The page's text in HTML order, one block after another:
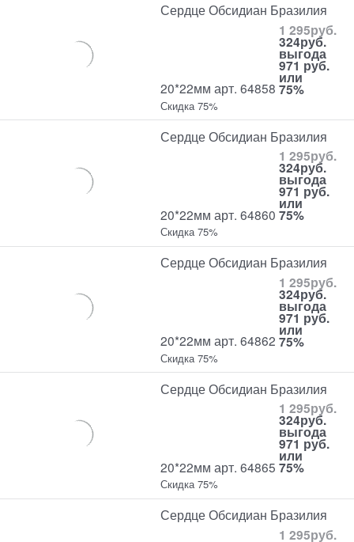
Сердце Обсидиан Бразилия
20*22мм арт. 64858
1 295руб.
324руб.
выгода
971 руб.
или
75%
Скидка 75%
Сердце Обсидиан Бразилия
20*22мм арт. 64860
1 295руб.
324руб.
выгода
971 руб.
или
75%
Скидка 75%
Сердце Обсидиан Бразилия
20*22мм арт. 64862
1 295руб.
324руб.
выгода
971 руб.
или
75%
Скидка 75%
Сердце Обсидиан Бразилия
20*22мм арт. 64865
1 295руб.
324руб.
выгода
971 руб.
или
75%
Скидка 75%
Сердце Обсидиан Бразилия
1 295руб.